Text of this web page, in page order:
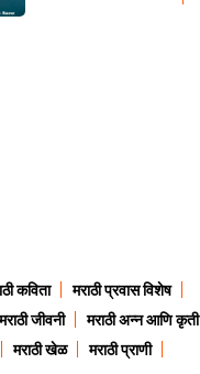
कविता
मराठी प्रवास विशेष
मराठी जीवनी
मराठी अन्न आणि कृती
मराठी खेळ
मराठी प्राणी